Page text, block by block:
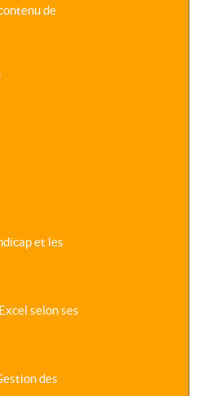
de
et les
selon ses
des